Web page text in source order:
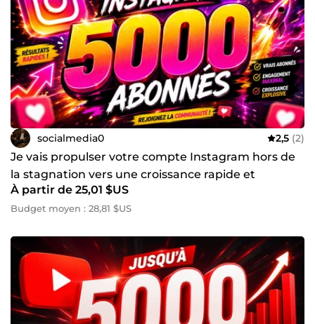
socialmedia0 2,5 (2)
Je vais propulser votre compte Instagram hors de
la stagnation vers une croissance rapide et
mesurable
À partir de 25,01 $US
Budget moyen : 28,81 $US